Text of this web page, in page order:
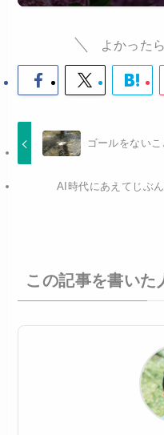
よかった
ゴールをない
AI時代にあえてじぶ
この記事を書いた